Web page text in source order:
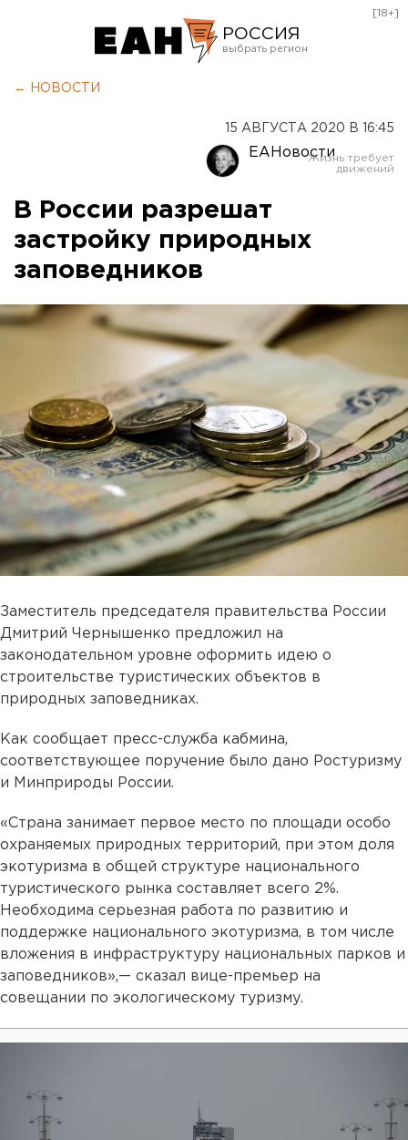
РОССИЯ
Оренбург
[18+]
← НОВОСТИ
15 АВГУСТА 2020 В 16:45
ЕАНовости
В России разрешат
застройку природных
заповедников
Заместитель председателя правительства России
Дмитрий Чернышенко предложил на
законодательном уровне оформить идею о
строительстве туристических объектов в
природных заповедниках.
Как сообщает пресс-служба кабмина,
соответствующее поручение было дано Ростуризму
и Минприроды России.
«Страна занимает первое место по площади особо
охраняемых природных территорий, при этом доля
экотуризма в общей структуре национального
туристического рынка составляет всего 2%.
Необходима серьезная работа по развитию и
поддержке национального экотуризма, в том числе
вложения в инфраструктуру национальных парков и
заповедников»,— сказал вице-премьер на
совещании по экологическому туризму.